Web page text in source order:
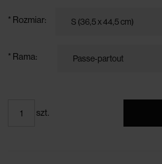
* Rozmiar:
* Rama:
szt.